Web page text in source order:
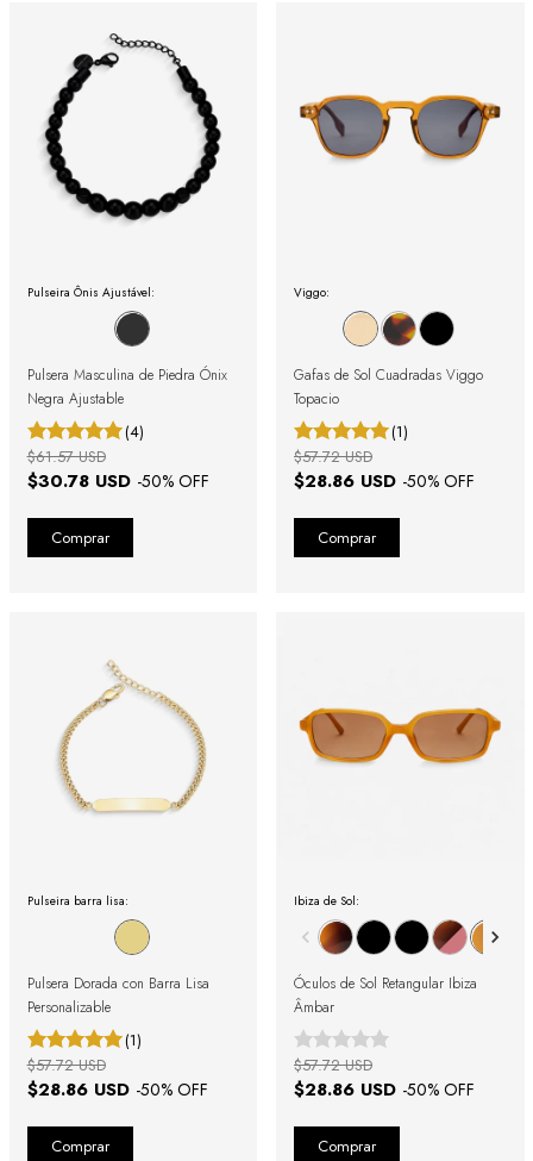
Pulseira Ônis Ajustável:
Pulsera Masculina de Piedra Ónix
Negra Ajustable
(4)
$30.78 USD -50% OFF
$61.57 USD
Viggo:
Gafas de Sol Cuadradas Viggo
Topacio
(1)
$28.86 USD -50% OFF
$57.72 USD
Pulseira barra lisa:
Pulsera Dorada con Barra Lisa
Personalizable
(1)
$28.86 USD -50% OFF
$57.72 USD
Ibiza de Sol:
Óculos de Sol Retangular Ibiza
Âmbar
$28.86 USD -50% OFF
$57.72 USD